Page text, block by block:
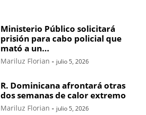
Ministerio Público solicitará
prisión para cabo policial que
mató a un...
Mariluz Florian - julio 5, 2026
R. Dominicana afrontará otras
dos semanas de calor extremo
Mariluz Florian - julio 5, 2026